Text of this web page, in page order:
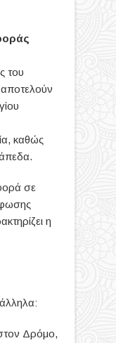
του
καθώς
σε
η
Δρόμο,